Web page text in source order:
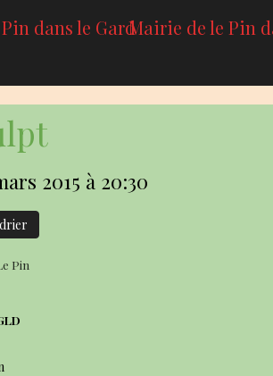
Mairie de le Pin
2015 à 20:30
Pin